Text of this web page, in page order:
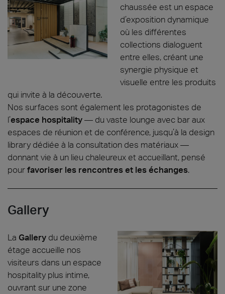
chaussée est un espace
d’exposition dynamique
où les différentes
collections dialoguent
entre elles, créant une
synergie physique et
visuelle entre les produits
qui invite à la découverte.
Nos surfaces sont également les protagonistes de
l’espace hospitality— du vaste lounge avec bar aux
espaces de réunion et de conférence, jusqu’à la design
library dédiée à la consultation des matériaux —
donnant vie à un lieu chaleureux et accueillant, pensé
pourfavoriser les rencontres et les échanges.
Gallery
La Gallery du deuxième
étage accueille nos
visiteurs dans un espace
hospitality plus intime,
ouvrant sur une zone